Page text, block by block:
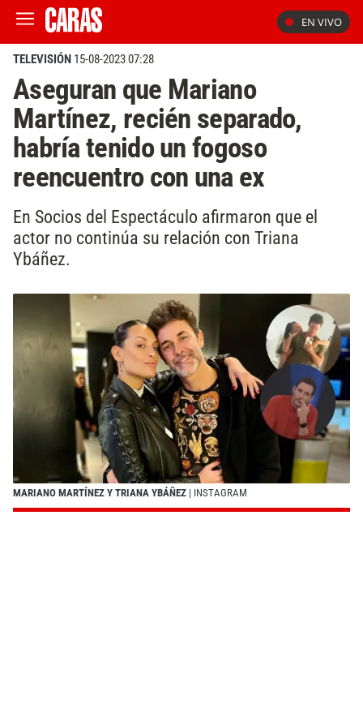
EN VIVO
TELEVISIÓN 15-08-2023 07:28
Aseguran que Mariano
Martínez, recién separado,
habría tenido un fogoso
reencuentro con una ex
En Socios del Espectáculo afirmaron que el
actor no continúa su relación con Triana
Ybáñez.
MARIANO MARTÍNEZ Y TRIANA YBÁÑEZ | INSTAGRAM